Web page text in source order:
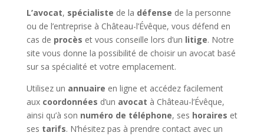
L’avocat, spécialiste de la défense de la personne
ou de l’entreprise à Château-l’Évêque, vous défend en
cas de procès et vous conseille lors d’un litige. Notre
site vous donne la possibilité de choisir un avocat basé
sur sa spécialité et votre emplacement.
Utilisez un annuaire en ligne et accédez facilement
aux coordonnées d’un avocat à Château-l’Évêque,
ainsi qu’à son numéro de téléphone, ses horaires et
ses tarifs. N’hésitez pas à prendre contact avec un